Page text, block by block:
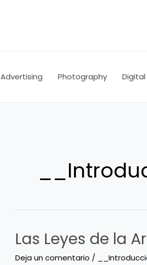
Advertising Photography Digital
Las Leyes de la
Deja un comentario /
Las
Leyes
de